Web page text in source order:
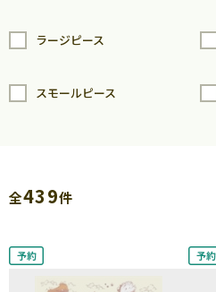
ラージピース
スモールピース
全439件